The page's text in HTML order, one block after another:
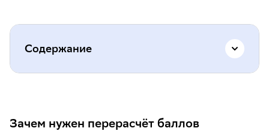
Содержание
Какие бывают баллы ЕГЭ
Зачем нужен перерасчёт баллов